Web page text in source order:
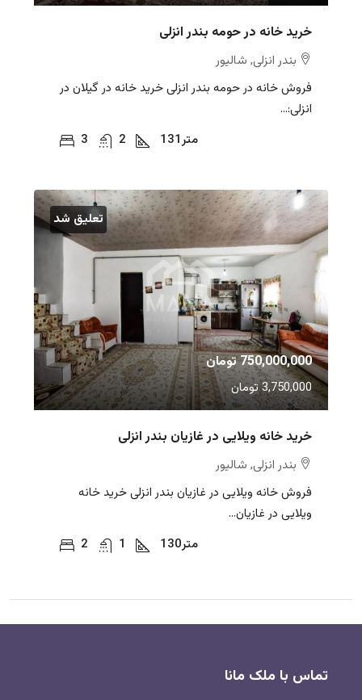
خرید خانه در حومه بندر انزلی
بندر انزلی, شالیور
فروش خانه در حومه بندر انزلی خرید خانه در گیلان در
انزلی:...
3
2 131متر
تعلیق شد
750,000,000 تومان
3,750,000 تومان
خرید خانه ویلایی در غازیان بندر انزلی
بندر انزلی, شالیور
فروش خانه ویلایی در غازیان بندر انزلی خرید خانه
ویلایی در غازیان...
2
1 130متر
تماس با ملک مانا